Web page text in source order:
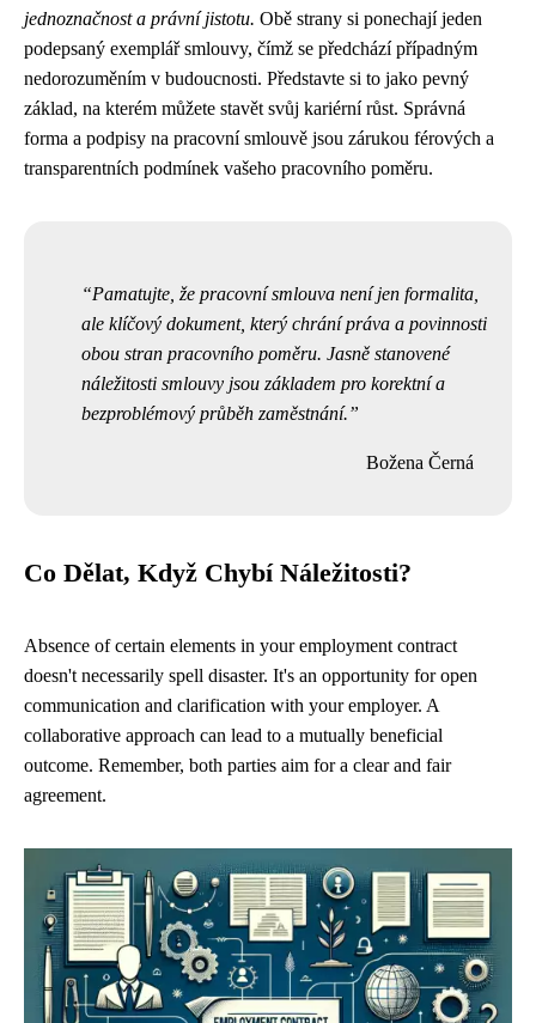
jednoznačnost a právní jistotu. Obě strany si ponechají jeden
podepsaný exemplář smlouvy, čímž se předchází případným
nedorozuměním v budoucnosti. Představte si to jako pevný
základ, na kterém můžete stavět svůj kariérní růst. Správná
forma a podpisy na pracovní smlouvě jsou zárukou férových a
transparentních podmínek vašeho pracovního poměru.
Pamatujte, že pracovní smlouva není jen formalita,
ale klíčový dokument, který chrání práva a povinnosti
obou stran pracovního poměru. Jasně stanovené
náležitosti smlouvy jsou základem pro korektní a
bezproblémový průběh zaměstnání.
Božena Černá
Co Dělat, Když Chybí Náležitosti?
Absence of certain elements in your employment contract
doesn't necessarily spell disaster. It's an opportunity for open
communication and clarification with your employer. A
collaborative approach can lead to a mutually beneficial
outcome. Remember, both parties aim for a clear and fair
agreement.